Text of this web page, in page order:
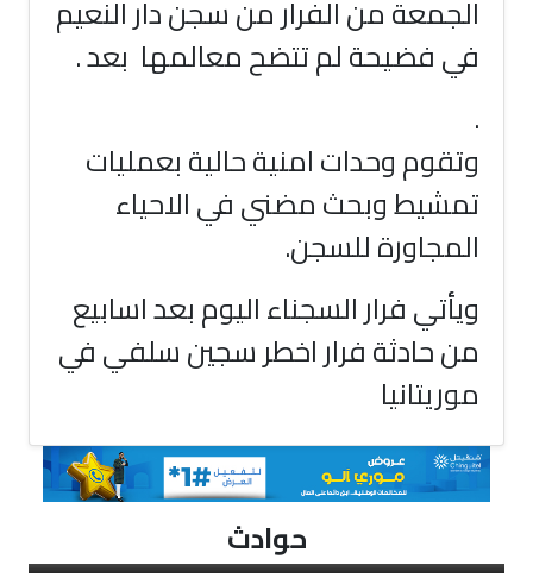
حوادث
الجمعة من الفرار من سجن دار النعيم
في فضيحة لم تتضح معالمها بعد .
.
وتقوم وحدات امنية حالية بعمليات
تمشيط وبحث مضني في الاحياء
المجاورة للسجن.
ويأتي فرار السجناء اليوم بعد اسابيع
من حادثة فرار اخطر سجين سلفي في
موريتانيا